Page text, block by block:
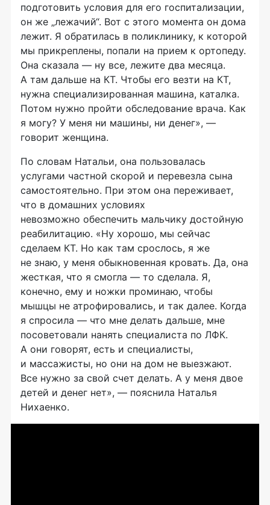
подготовить условия для его госпитализации,
он же „лежачий“. Вот с этого момента он дома
лежит. Я обратилась в поликлинику, к которой
мы прикреплены, попали на прием к ортопеду.
Она сказала — ну все, лежите два месяца.
А там дальше на КТ. Чтобы его везти на КТ,
нужна специализированная машина, каталка.
Потом нужно пройти обследование врача. Как
я могу? У меня ни машины, ни денег», —
говорит женщина.
По словам Натальи, она пользовалась
услугами частной скорой и перевезла сына
самостоятельно. При этом она переживает,
что в домашних условиях
невозможно обеспечить мальчику достойную
реабилитацию. «Ну хорошо, мы сейчас
сделаем КТ. Но как там срослось, я же
не знаю, у меня обыкновенная кровать. Да, она
жесткая, что я смогла — то сделала. Я,
конечно, ему и ножки проминаю, чтобы
мышцы не атрофировались, и так далее. Когда
я спросила — что мне делать дальше, мне
посоветовали нанять специалиста по ЛФК.
А они говорят, есть и специалисты,
и массажисты, но они на дом не выезжают.
Все нужно за свой счет делать. А у меня двое
детей и денег нет», — пояснила Наталья
Нихаенко.